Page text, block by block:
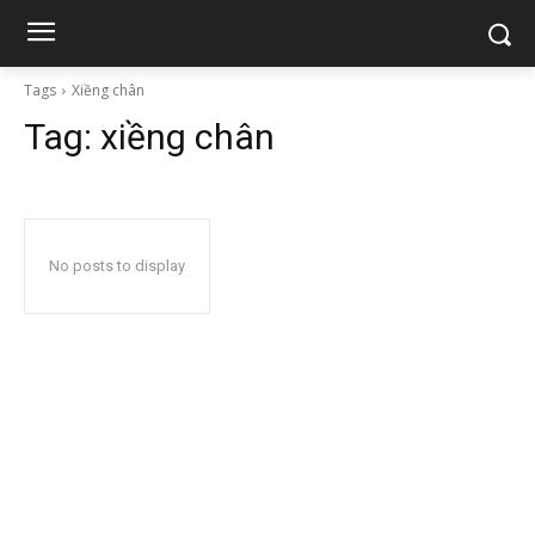
Tags Xiềng chân
Tag: xiềng chân
No posts to display